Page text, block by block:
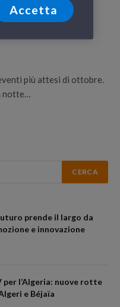
Scopri le
più attesi di ottobre.
notte…
prende il largo da
e innovazione
l’Algeria: nuove rotte
e Béjaïa
Accetta